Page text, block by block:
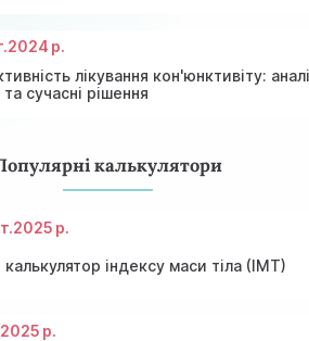
2024 р.
лікування кон'юнктивіту:
сучасні рішення
калькулятори
2025 р.
індексу маси тіла (ІМТ)
2025 р.